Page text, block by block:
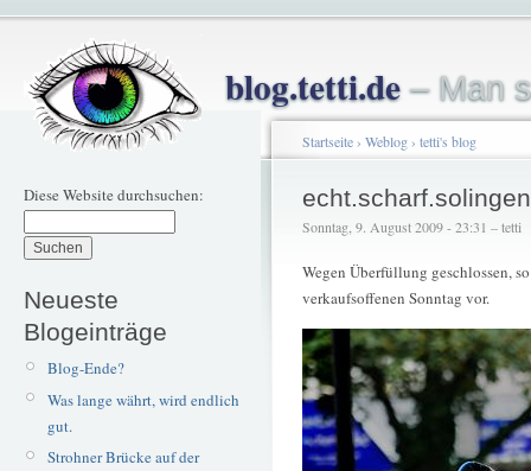
blog.tetti.de– Man
Diese Website durchsuchen:
Neueste
Blogeinträge
Blog-Ende?
Was lange währt, wird endlich
gut.
Strohner Brücke auf der
Startseite› Weblog› tetti's blog
echt.scharf.solingen
Sonntag, 9. August 2009 - 23:31 – tetti
Wegen Überfüllung geschlossen,
verkaufsoffenen Sonntag vor.